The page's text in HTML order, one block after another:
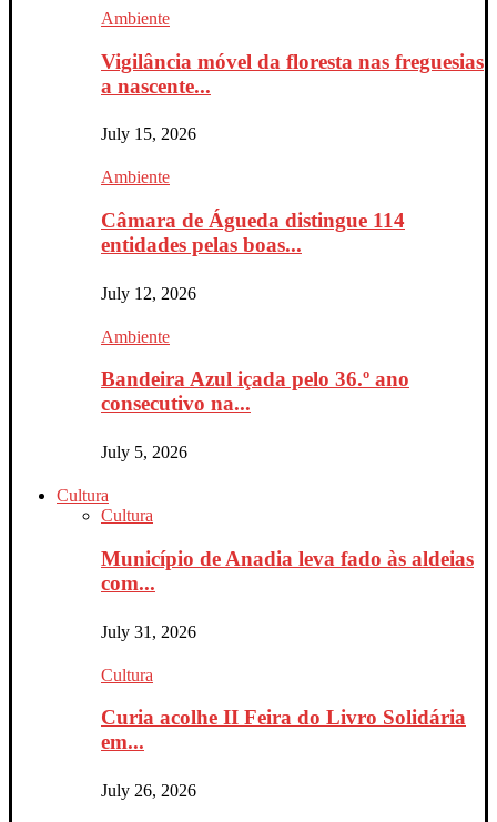
Ambiente
Vigilância móvel da floresta nas freguesias
a nascente...
July 15, 2026
Ambiente
Câmara de Águeda distingue 114
entidades pelas boas...
July 12, 2026
Ambiente
Bandeira Azul içada pelo 36.º ano
consecutivo na...
July 5, 2026
Cultura
Cultura
Município de Anadia leva fado às aldeias
com...
July 31, 2026
Cultura
Curia acolhe II Feira do Livro Solidária
em...
July 26, 2026